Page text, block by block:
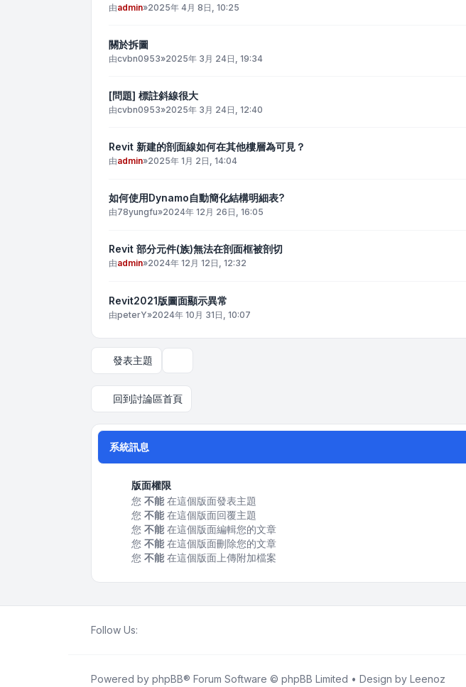
由admin»2025年 4月 8日, 10:25
關於拆圖
由cvbn0953»2025年 3月 24日, 19:34
[問題] 標註斜線很大
由cvbn0953»2025年 3月 24日, 12:40
Revit 新建的剖面線如何在其他樓層為可見？
由admin»2025年 1月 2日, 14:04
如何使用Dynamo自動簡化結構明細表?
由78yungfu»2024年 12月 26日, 16:05
Revit 部分元件(族)無法在剖面框被剖切
由admin»2024年 12月 12日, 12:32
Revit2021版圖面顯示異常
由peterY»2024年 10月 31日, 10:07
發表主題
回到討論區首頁
系統訊息
版面權限
您 不能在這個版面發表主題
您 不能在這個版面回覆主題
您 不能在這個版面編輯您的文章
您 不能在這個版面刪除您的文章
您 不能在這個版面上傳附加檔案
Follow Us:
Powered by phpBB® Forum Software © phpBB Limited • Design by Leenoz